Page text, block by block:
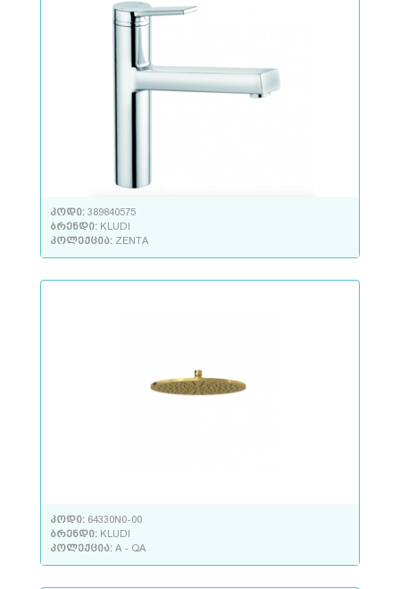
კოდი: 389840575
ბრენდი: KLUDI
კოლექცია: ZENTA
კოდი: 64330N0-00
ბრენდი: KLUDI
კოლექცია: A - QA